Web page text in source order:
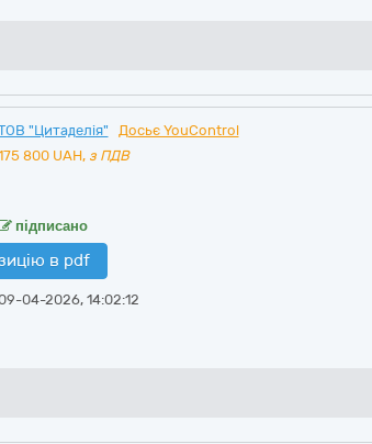
"Цитаделія"
Досьє YouControl
800 UAH, з ПДВ
підписано
в pdf
04-2026, 14:02:12